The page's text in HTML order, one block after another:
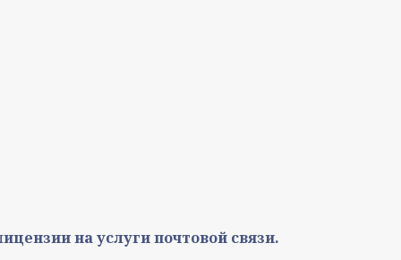
ицензии на услуги почтовой связи.